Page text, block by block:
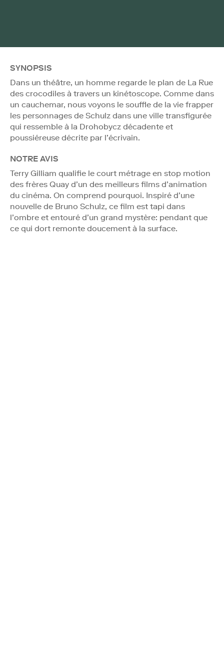
SYNOPSIS
Dans un théâtre, un homme regarde le plan de La Rue
des crocodiles à travers un kinétoscope. Comme dans
un cauchemar, nous voyons le souffle de la vie frapper
les personnages de Schulz dans une ville transfigurée
qui ressemble à la Drohobycz décadente et
poussiéreuse décrite par l’écrivain.
NOTRE AVIS
Terry Gilliam qualifie le court métrage en stop motion
des frères Quay d’un des meilleurs films d’animation
du cinéma. On comprend pourquoi. Inspiré d’une
nouvelle de Bruno Schulz, ce film est tapi dans
l’ombre et entouré d’un grand mystère: pendant que
ce qui dort remonte doucement à la surface.